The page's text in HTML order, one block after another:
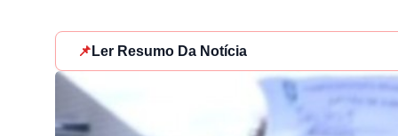
📌 Ler Resumo Da Notícia